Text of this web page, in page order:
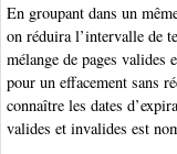
En groupant dans un
on réduira l’intervalle de
mélange de pages
pour un effacement sans
connaître les dates
valides et invalides est